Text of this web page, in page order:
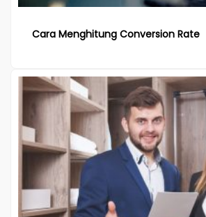
Cara Menghitung Conversion Rate